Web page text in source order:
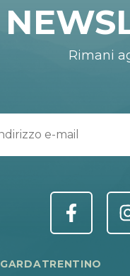
Rimani
GARDATRENTINO